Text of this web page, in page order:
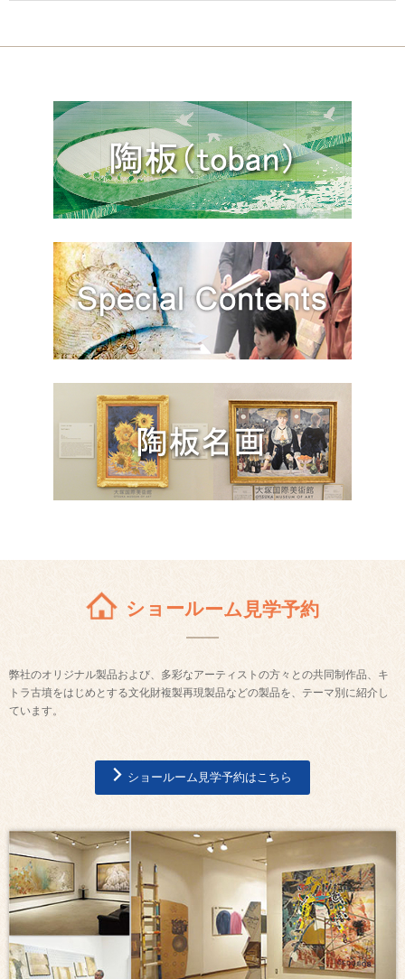
ショールーム見学予約
弊社のオリジナル製品および、多彩なアーティストの方々との共同制作品、キ
トラ古墳をはじめとする文化財複製再現製品などの製品を、テーマ別に紹介し
ています。
ショールーム見学予約はこちら